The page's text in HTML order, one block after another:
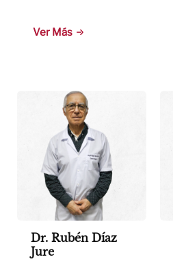
Ver Más
Dr. Rubén Díaz
Jure